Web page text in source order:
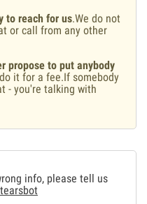
to reach for us.We do not
or call from any other
propose to put anybody
it for a fee.If somebody
- you're talking with
info, please tell us